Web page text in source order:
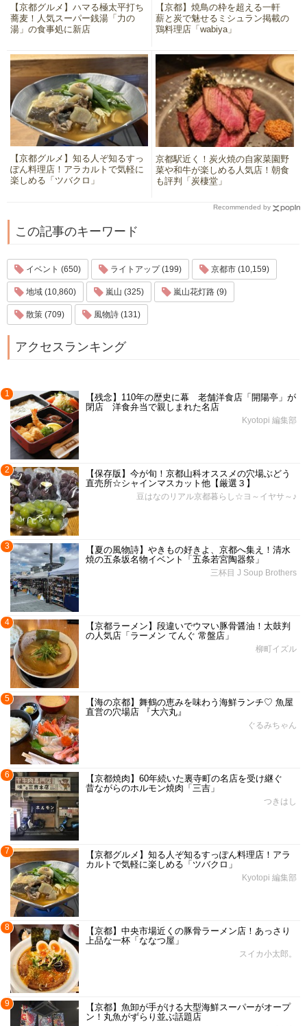
【京都グルメ】ハマる極太平打ち
蕎麦！人気スーパー銭湯「力の
湯」の食事処に新店
【京都】焼鳥の枠を超える一軒
薪と炭で魅せるミシュラン掲載の
鶏料理店「wabiya」
【京都グルメ】知る人ぞ知るすっ
ぽん料理店！アラカルトで気軽に
楽しめる「ツバクロ」
京都駅近く！炭火焼の自家菜園野
菜や和牛が楽しめる人気店！朝食
も評判「炭棲堂」
Recommended by
この記事のキーワード
イベント (650) ライトアップ (199) 京都市 (10,159)
地域 (10,860) 嵐山 (325) 嵐山花灯路 (9)
散策 (709) 風物詩 (131)
アクセスランキング
1
【残念】110年の歴史に幕 老舗洋食店「開陽亭」が
閉店 洋食弁当で親しまれた名店
Kyotopi 編集部
2
【保存版】今が旬！京都山科オススメの穴場ぶどう
直売所☆シャインマスカット他【厳選３】
豆はなのリアル京都暮らし☆ヨ～イヤサ～♪
3
【夏の風物詩】やきもの好きよ、京都へ集え！清水
焼の五条坂名物イベント「五条若宮陶器祭」
三杯目 J Soup Brothers
4
【京都ラーメン】段違いでウマい豚骨醤油！太鼓判
の人気店「ラーメン てんぐ 常盤店」
柳町イズル
5
【海の京都】舞鶴の恵みを味わう海鮮ランチ♡ 魚屋
直営の穴場店 『大六丸』
ぐるみちゃん
6
【京都焼肉】60年続いた裏寺町の名店を受け継ぐ
昔ながらのホルモン焼肉「三吉」
つきはし
7
【京都グルメ】知る人ぞ知るすっぽん料理店！アラ
カルトで気軽に楽しめる「ツバクロ」
Kyotopi 編集部
8
【京都】中央市場近くの豚骨ラーメン店！あっさり
上品な一杯「ななつ屋」
スイカ小太郎。
9
【京都】魚卸が手がける大型海鮮スーパーがオープ
ン！丸魚がずらり並ぶ話題店